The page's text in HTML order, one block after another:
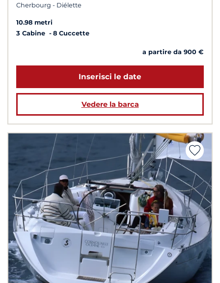
Cherbourg - Diélette
10.98 metri
3 Cabine
8 Cuccette
a partire da 900 €
Inserisci le date
Vedere la barca